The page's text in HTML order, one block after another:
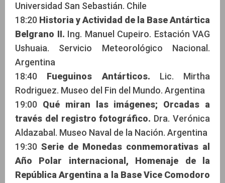
Universidad San Sebastián. Chile
18:20 Historia y Actividad de la Base Antártica
Belgrano II. Ing. Manuel Cupeiro. Estación VAG
Ushuaia. Servicio Meteorológico Nacional.
Argentina
18:40 Fueguinos Antárticos. Lic. Mirtha
Rodriguez. Museo del Fin del Mundo. Argentina
19:00 Qué miran las imágenes; Orcadas a
través del registro fotográfico. Dra. Verónica
Aldazabal. Museo Naval de la Nación. Argentina
19:30 Serie de Monedas conmemorativas al
Año Polar internacional, Homenaje de la
República Argentina a la Base Vice Comodoro